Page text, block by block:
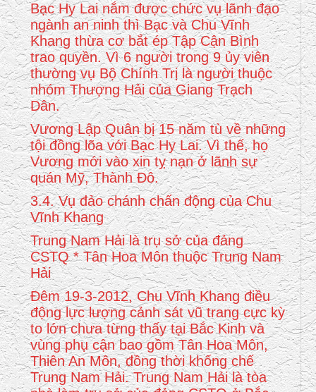
Bạc Hy Lai nắm được chức vụ lãnh đạo
ngành an ninh thì Bạc và Chu Vĩnh
Khang thừa cơ bắt ép Tập Cận Bình
trao quyền. Vì 6 người trong 9 ủy viên
thường vụ Bộ Chính Trị là người thuộc
nhóm Thượng Hải của Giang Trạch
Dân.
Vương Lập Quân bị 15 năm tù về những
tội đồng lõa với Bạc Hy Lai. Vì thế, họ
Vương mới vào xin tỵ nạn ở lãnh sự
quán Mỹ, Thành Đô.
3.4. Vụ đảo chánh chấn động của Chu
Vĩnh Khang
Trung Nam Hải là trụ sở của đảng
CSTQ * Tân Hoa Môn thuộc Trung Nam
Hải
Đêm 19-3-2012, Chu Vĩnh Khang điều
động lực lượng cảnh sát vũ trang cực kỳ
to lớn chưa từng thấy tại Bắc Kinh và
vùng phụ cận bao gồm Tân Hoa Môn,
Thiên An Môn, đồng thời khống chế
Trung Nam Hải. Trung Nam Hải là tòa